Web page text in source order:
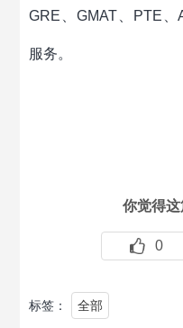
GRE、GMAT、PTE
服务。
你觉得这
0
标签： 全部